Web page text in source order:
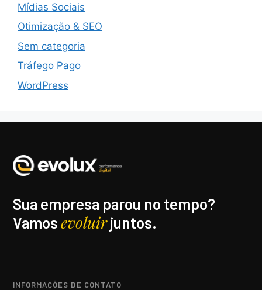
Mídias Sociais
Otimização & SEO
Sem categoria
Tráfego Pago
WordPress
Sua empresa parou no tempo?
Vamosevoluirjuntos.
INFORMAÇÕES DE CONTATO